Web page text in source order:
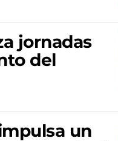
jornadas
del
un